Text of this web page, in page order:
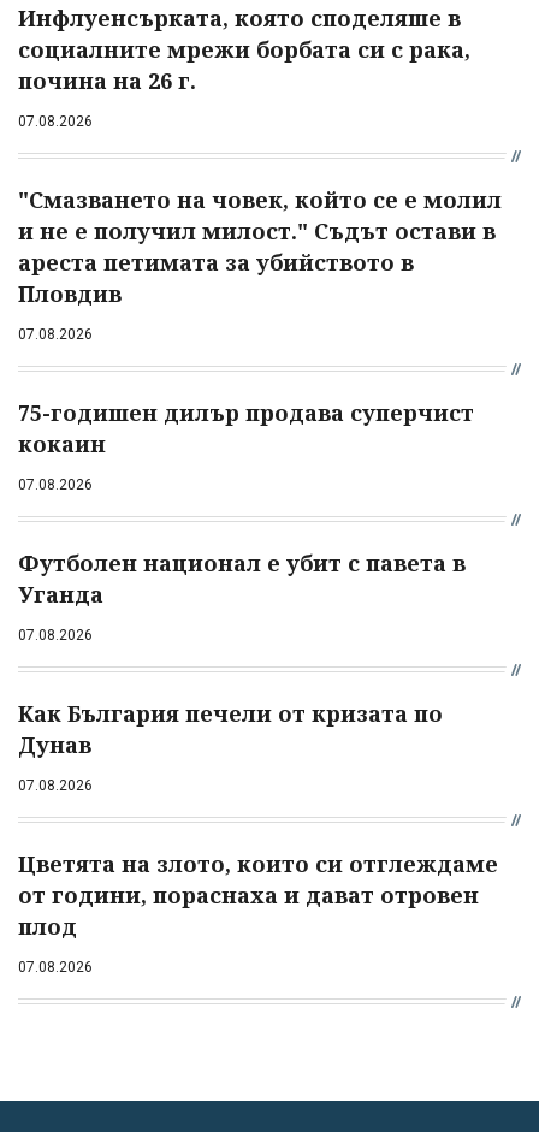
Инфлуенсърката, която споделяше в
социалните мрежи борбата си с рака,
почина на 26 г.
07.08.2026
"Смазването на човек, който се е молил
и не е получил милост." Съдът остави в
ареста петимата за убийството в
Пловдив
07.08.2026
75-годишен дилър продава суперчист
кокаин
07.08.2026
Футболен национал е убит с павета в
Уганда
07.08.2026
Как България печели от кризата по
Дунав
07.08.2026
Цветята на злото, които си отглеждаме
от години, пораснаха и дават отровен
плод
07.08.2026